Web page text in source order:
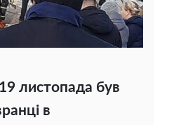
листопада був
в